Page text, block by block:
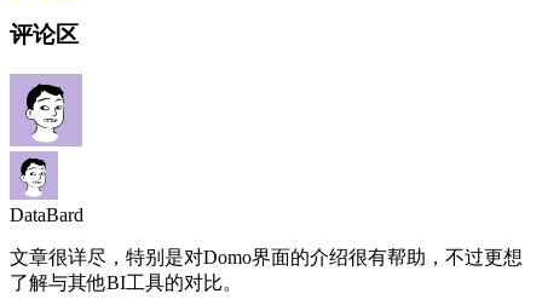
评论区
DataBard
文章很详尽，特别是对Domo界面的介绍很有帮助，不过更想
了解与其他BI工具的对比。